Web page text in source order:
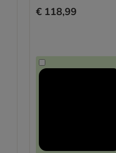
€ 118,99